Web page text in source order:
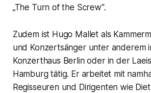
„The Turn of the Screw“.
Zudem ist Hugo Mallet als
und Konzertsänger unter anderem
Konzerthaus Berlin oder in der
Hamburg tätig. Er arbeitet mit
Regisseuren und Dirigenten wie